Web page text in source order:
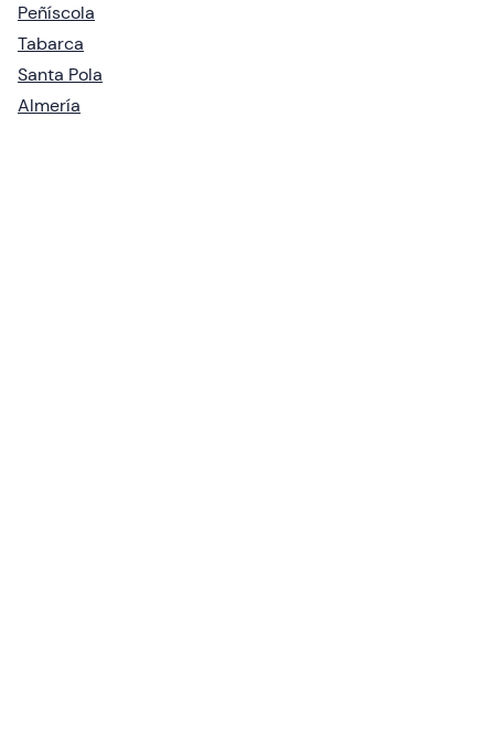
Peñíscola
Tabarca
Santa Pola
Almería